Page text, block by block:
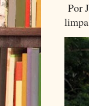
Por